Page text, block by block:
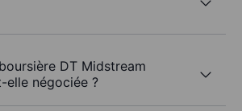
DT Midstream
elle négociée ?